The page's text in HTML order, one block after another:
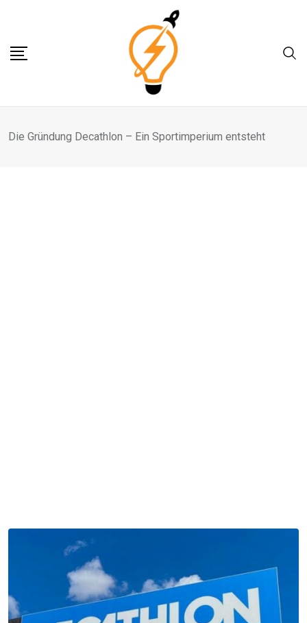
content
Die Gründung Decathlon – Ein Sportimperium entsteht